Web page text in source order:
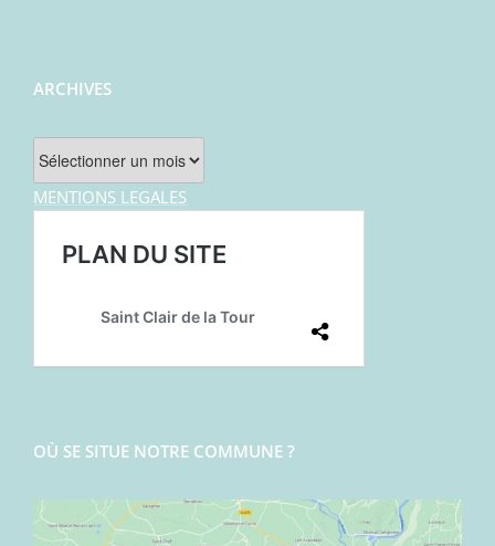
ARCHIVES
Archives
MENTIONS LEGALES
OÙ SE SITUE NOTRE COMMUNE ?